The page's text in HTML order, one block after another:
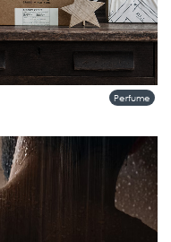
หวังว่าแล็บของแบรนด์จะเป็น
ณแวะมาค้นหา ปล่อยให้ประสาท
Perfume